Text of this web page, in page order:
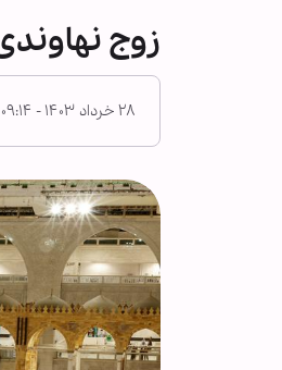
زوج
۲۸ خرداد ۱۴۰۳ - ۰۹:۱۴